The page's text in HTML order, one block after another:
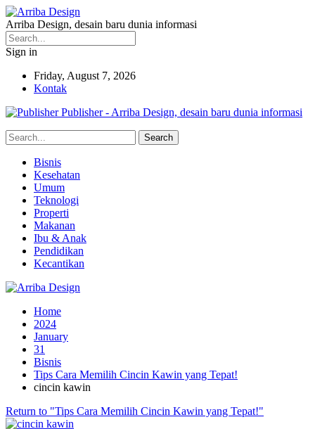
Arriba Design, desain baru dunia informasi
Sign in
Friday, August 7, 2026
Kontak
Publisher - Arriba Design, desain baru dunia informasi
Bisnis
Kesehatan
Umum
Teknologi
Properti
Makanan
Ibu & Anak
Pendidikan
Kecantikan
Home
2024
January
31
Bisnis
Tips Cara Memilih Cincin Kawin yang Tepat!
cincin kawin
Return to "Tips Cara Memilih Cincin Kawin yang Tepat!"